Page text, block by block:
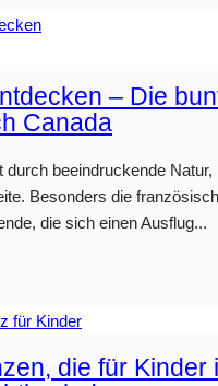
– Die
Canada
durch beeindruckende Natur,
Besonders die
die sich einen Ausflug...
die für Kinder